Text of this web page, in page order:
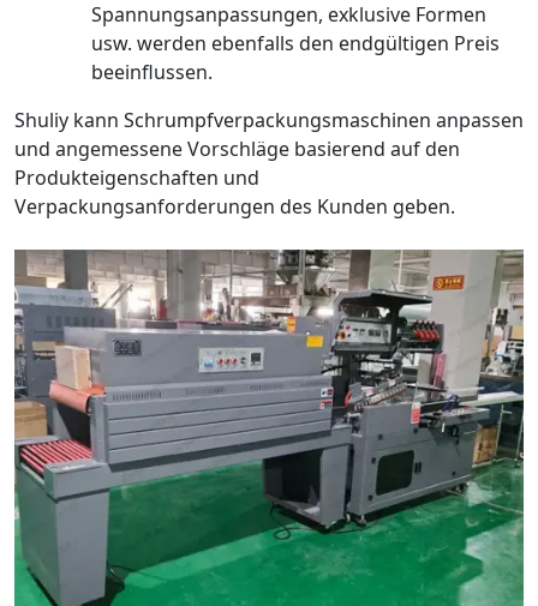
Spannungsanpassungen, exklusive Formen
usw. werden ebenfalls den endgültigen Preis
beeinflussen.
Shuliy kann Schrumpfverpackungsmaschinen anpassen
und angemessene Vorschläge basierend auf den
Produkteigenschaften und
Verpackungsanforderungen des Kunden geben.